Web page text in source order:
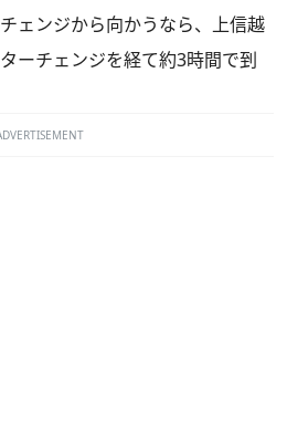
ェンジから向かうなら、上信越
ーチェンジを経て約3時間で到